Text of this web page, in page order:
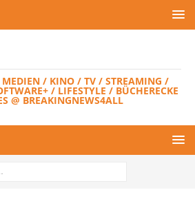
/ KINO / TV / STREAMING /
/ LIFESTYLE / BÜCHERECKE
@ BREAKINGNEWS4ALL